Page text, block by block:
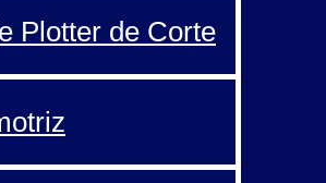
Plotter de Corte